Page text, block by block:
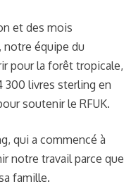
et des mois
notre équipe du
pour la forêt tropicale,
300 livres sterling en
soutenir le RFUK.
qui a commencé à
notre travail parce que
famille.